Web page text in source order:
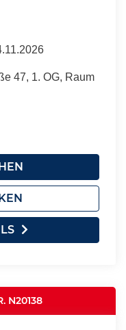
47, 1. OG, Raum
N20138